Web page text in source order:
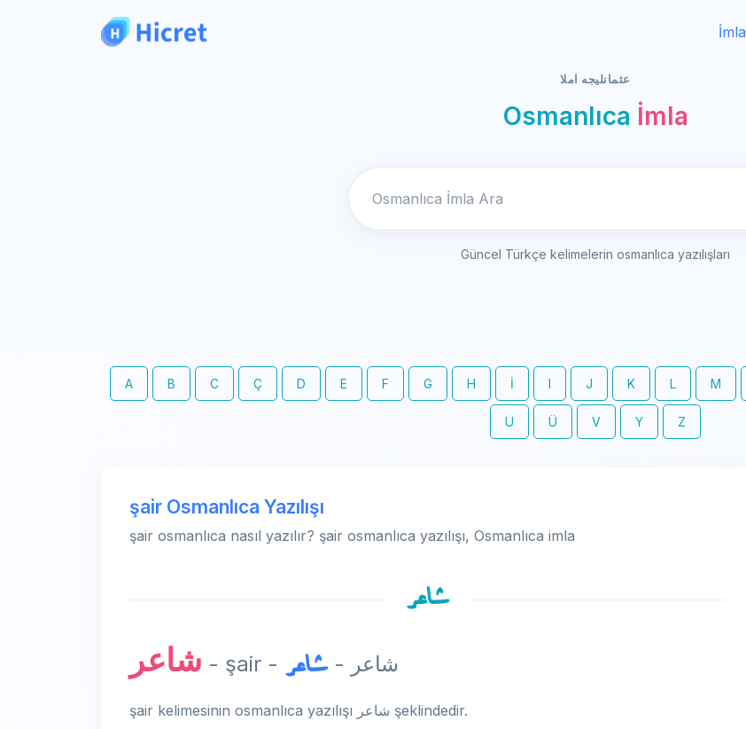
İmla
عثمانليجه املا
Osmanlıca İmla
Güncel Türkçe kelimelerin osmanlıca yazılışları
A B C Ç D E F G H İ I J K L M
U Ü V Y Z
şair Osmanlıca Yazılışı
şair osmanlıca nasıl yazılır? şair osmanlıca yazılışı, Osmanlıca imla
شاعر
شاعر - şair - شاعر -شاعر
şair kelimesinin osmanlıca yazılışı شاعر şeklindedir.